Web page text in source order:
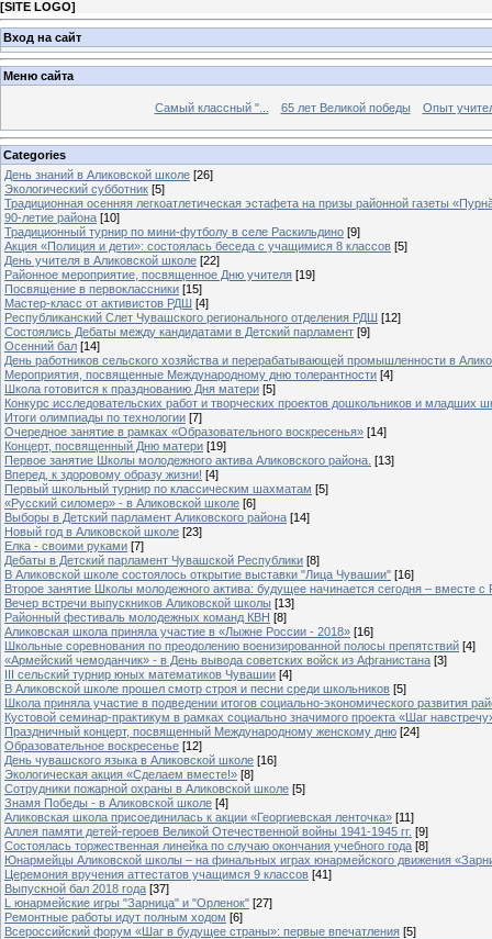
[SITE LOGO]
Вход на сайт
Меню сайта
Самый классный "... 65 лет Великой победы Опыт
Categories
День знаний в Аликовской школе [26]
Экологический субботник [5]
Традиционная осенняя легкоатлетическая эстафета на призы районной газеты
90-летие района [10]
Традиционный турнир по мини-футболу в селе Раскильдино [9]
Акция «Полиция и дети»: состоялась беседа с учащимися 8 классов [5]
День учителя в Аликовской школе [22]
Районное мероприятие, посвященное Дню учителя [19]
Посвящение в первоклассники [15]
Мастер-класс от активистов РДШ [4]
Республиканский Слет Чувашского регионального отделения РДШ [12]
Состоялись Дебаты между кандидатами в Детский парламент [9]
Осенний бал [14]
День работников сельского хозяйства и перерабатывающей промышленности в
Мероприятия, посвященные Международному дню толерантности [4]
Школа готовится к празднованию Дня матери [5]
Конкурс исследовательских работ и творческих проектов дошкольников и младших
Итоги олимпиады по технологии [7]
Очередное занятие в рамках «Образовательного воскресенья» [14]
Концерт, посвященный Дню матери [19]
Первое занятие Школы молодежного актива Аликовского района. [13]
Вперед, к здоровому образу жизни! [4]
Первый школьный турнир по классическим шахматам [5]
«Русский силомер» - в Аликовской школе [6]
Выборы в Детский парламент Аликовского района [14]
Новый год в Аликовской школе [23]
Елка - своими руками [7]
Дебаты в Детский парламент Чувашской Республики [8]
В Аликовской школе состоялось открытие выставки "Лица Чувашии" [16]
Второе занятие Школы молодежного актива: будущее начинается сегодня – вместе
Вечер встречи выпускников Аликовской школы [13]
Районный фестиваль молодежных команд КВН [8]
Аликовская школа приняла участие в «Лыжне России - 2018» [16]
Школьные соревнования по преодолению военизированной полосы препятствий [4]
«Армейский чемоданчик» - в День вывода советских войск из Афганистана [3]
III сельский турнир юных математиков Чувашии [4]
В Аликовской школе прошел смотр строя и песни среди школьников [5]
Школа приняла участие в подведении итогов социально-экономического развития
Кустовой семинар-практикум в рамках социально значимого проекта «Шаг
Праздничный концерт, посвященный Международному женскому дню [24]
Образовательное воскресенье [12]
День чувашского языка в Аликовской школе [16]
Экологическая акция «Сделаем вместе!» [8]
Сотрудники пожарной охраны в Аликовской школе [5]
Знамя Победы - в Аликовской школе [4]
Аликовская школа присоединилась к акции «Георгиевская ленточка» [11]
Аллея памяти детей-героев Великой Отечественной войны 1941-1945 гг. [9]
Cостоялась торжественная линейка по случаю окончания учебного года [8]
Юнармейцы Аликовской школы – на финальных играх юнармейского движения
Церемония вручения аттестатов учащимся 9 классов [41]
Выпускной бал 2018 года [37]
L юнармейские игры "Зарница" и "Орленок" [27]
Ремонтные работы идут полным ходом [6]
Всероссийский форум «Шаг в будущее страны»: первые впечатления [5]